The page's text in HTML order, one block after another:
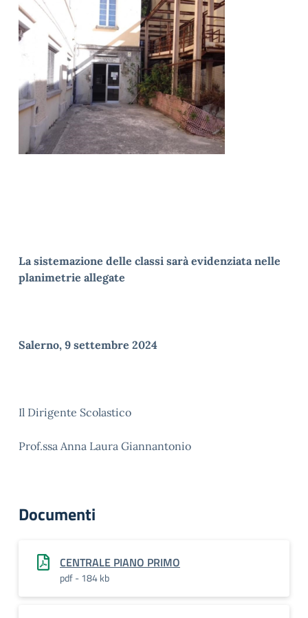
La sistemazione delle classi sarà evidenziata nelle
planimetrie allegate
Salerno, 9 settembre 2024
Il Dirigente Scolastico
Prof.ssa Anna Laura Giannantonio
Documenti
CENTRALE PIANO PRIMO
pdf - 184 kb